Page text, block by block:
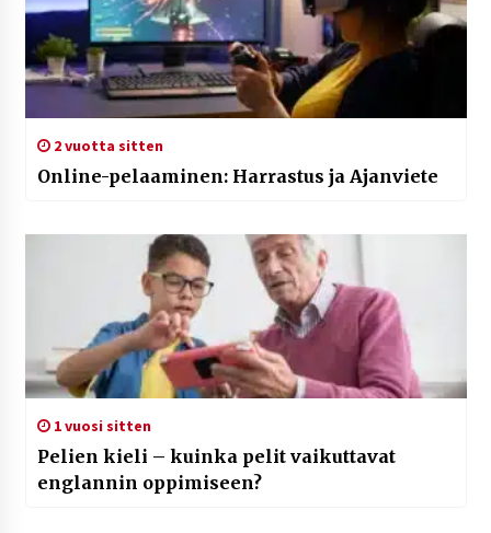
2 vuotta sitten
Online-pelaaminen: Harrastus ja Ajanviete
1 vuosi sitten
Pelien kieli – kuinka pelit vaikuttavat
englannin oppimiseen?